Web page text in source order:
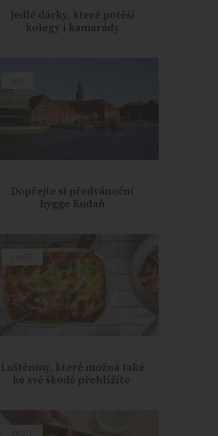
Jedlé dárky, které potěší
kolegy i kamarády
Dopřejte si předvánoční
hygge Kodaň
Luštěniny, které možná také
ke své škodě přehlížíte